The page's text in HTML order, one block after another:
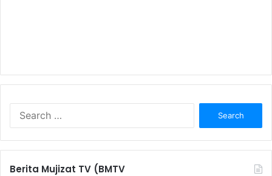
Berita Mujizat TV (BMTV